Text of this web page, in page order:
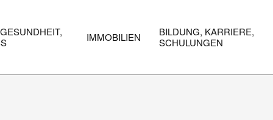
IMMOBILIEN
BILDUNG, KARRIERE,
SCHULUNGEN